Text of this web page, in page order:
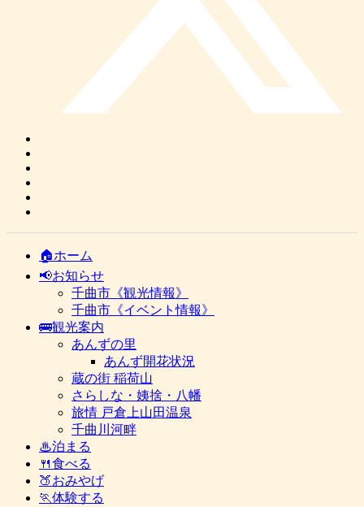
🏠ホーム
📢お知らせ
千曲市《観光情報》
千曲市《イベント情報》
🚌観光案内
あんずの里
あんず開花状況
蔵の街 稲荷山
さらしな・姨捨・八幡
旅情 戸倉上山田温泉
千曲川河畔
♨泊まる
🍴食べる
🍑おみやげ
🏃体験する